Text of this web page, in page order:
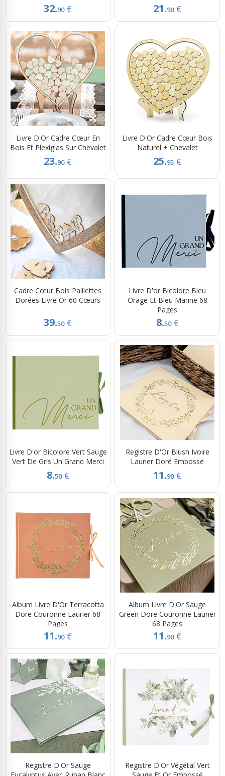
32.90 € 21.90 €
Livre D'Or Cadre Cœur En
Bois Et Plexiglas Sur Chevalet
23.90 €
Livre D'Or Cadre Cœur Bois
Naturel + Chevalet
25.95 €
Cadre Cœur Bois Paillettes
Dorées Livre Or 60 Cœurs
39.50 €
Livre D'or Bicolore Bleu
Orage Et Bleu Marine 68
Pages
8.50 €
Livre D'or Bicolore Vert Sauge
Vert De Gris Un Grand Merci
8.50 €
Registre D'Or Blush Ivoire
Laurier Doré Embossé
11.90 €
Album Livre D'Or Terracotta
Dore Couronne Laurier 68
Pages
11.90 €
Album Livre D'Or Sauge
Green Dore Couronne Laurier
68 Pages
11.90 €
Registre D'Or Sauge
Registre D'Or Végétal Vert